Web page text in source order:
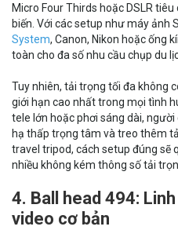
Micro Four Thirds hoặc DSLR
biến. Với các setup như máy ảnh
System, Canon, Nikon hoặc ống
toàn cho đa số nhu cầu chụp du
Tuy nhiên, tải trọng tối đa không
giới hạn cao nhất trong mọi tình
tele lớn hoặc phơi sáng dài,
hạ thấp trọng tâm và treo thêm
travel tripod, cách setup đúng sẽ
nhiều không kém thông số tải
4. Ball head 494:
video cơ bản